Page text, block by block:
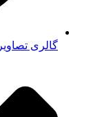
گالری تصاویر